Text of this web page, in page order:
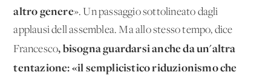
altro genere». Un passaggio sottolineato dagli
applausi dell'assemblea. Ma allo stesso tempo, dice
Francesco, bisogna guardarsi anche da un'altra
tentazione: «il semplicistico riduzionismo che